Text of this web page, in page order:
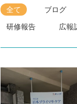
全て ブログ
研修報告 広報